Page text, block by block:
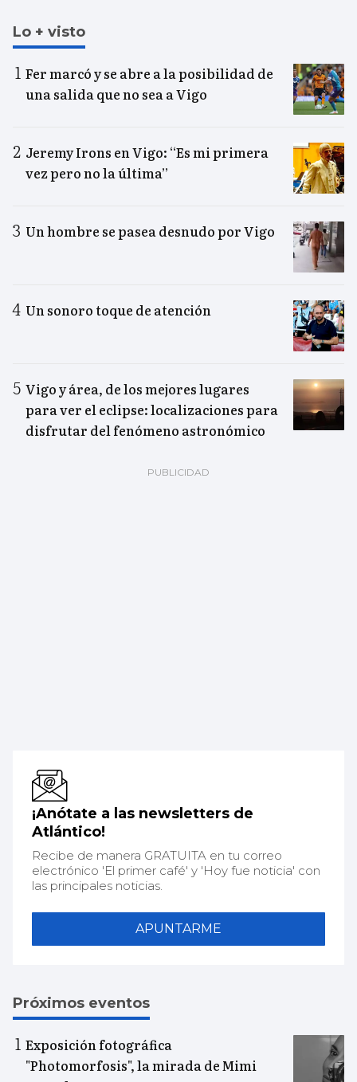
Lo + visto
Fer marcó y se abre a la posibilidad de
una salida que no sea a Vigo
Jeremy Irons en Vigo: “Es mi primera
vez pero no la última”
Un hombre se pasea desnudo por Vigo
Un sonoro toque de atención
Vigo y área, de los mejores lugares
para ver el eclipse: localizaciones para
disfrutar del fenómeno astronómico
¡Anótate a las newsletters de
Atlántico!
Recibe de manera GRATUITA en tu correo
electrónico 'El primer café' y 'Hoy fue noticia' con
las principales noticias.
APUNTARME
Próximos eventos
Exposición fotográfica
"Photomorfosis", la mirada de Mimi